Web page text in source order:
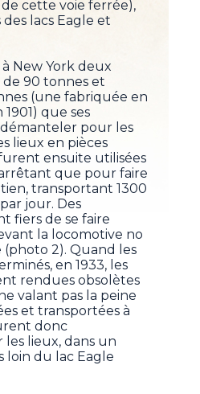
cette voie ferrée),
lacs Eagle et
à New York deux
de 90 tonnes et
(une fabriquée en
que ses
pour les
lieux en pièces
ensuite utilisées
que pour faire
transportant 1300
jour. Des
fiers de se faire
la locomotive no
2). Quand les
en 1933, les
rendues obsolètes
valant pas la peine
et transportées à
donc
les lieux, dans un
loin du lac Eagle